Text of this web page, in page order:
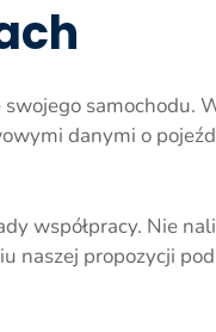
samochodu.
danymi o
współpracy. Nie
naszej propozycji